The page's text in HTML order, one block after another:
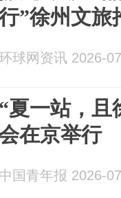
”徐州文旅
球网资讯 2026-
“夏一站，且
在京举行
中国青年报 2026-